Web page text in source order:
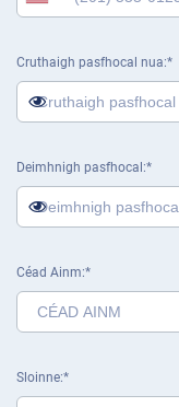
Cruthaigh pasfhocal nua
Deimhnigh pasfhocal
Céad Ainm
Sloinne